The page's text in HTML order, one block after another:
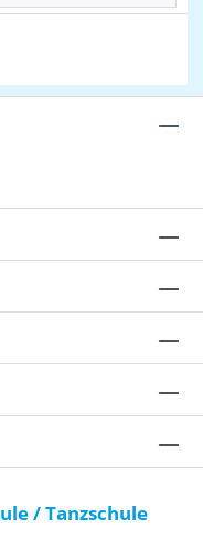
/ Tanzschule